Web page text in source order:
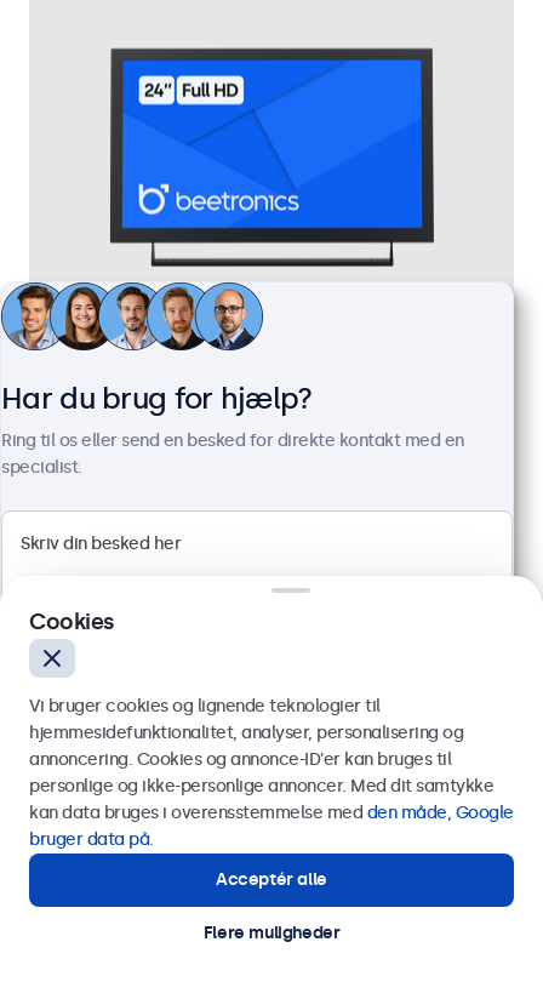
24 Tommer Skærm Metal
Varenummer:
24HD7M
100+ stk. på lager
Montering: skrivebord, indbygget, væg
3.849,00 kr.
4.811,25 kr. inkl. moms
Vis produkt
Læg i indkøbskurven
Har du brug for hjælp?
Ring til os eller send en besked for direkte kontakt med en
specialist.
Send
Eller ring til os på
Kontakt vores specialister.
Cookies
Vi bruger cookies og lignende teknologier til
hjemmesidefunktionalitet, analyser, personalisering og
annoncering. Cookies og annonce-ID’er kan bruges til
personlige og ikke-personlige annoncer. Med dit samtykke
kan data bruges i overensstemmelse med den måde, Google
bruger data på.
Acceptér alle
Flere muligheder